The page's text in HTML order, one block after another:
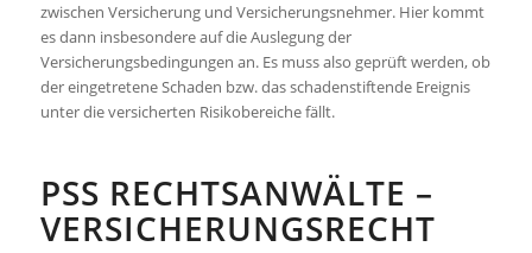
zwischen Versicherung und Versicherungsnehmer. Hier kommt
es dann insbesondere auf die Auslegung der
Versicherungsbedingungen an. Es muss also geprüft werden, ob
der eingetretene Schaden bzw. das schadenstiftende Ereignis
unter die versicherten Risikobereiche fällt.
PSS RECHTSANWÄLTE –
VERSICHERUNGSRECHT